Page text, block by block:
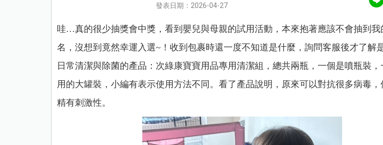
發表日期：2026-04-27
哇…真的很少抽獎會中獎，看到嬰兒與母親的試用活動，本來抱著應該不會抽到我
名，沒想到竟然幸運入選~！收到包裹時還一度不知道是什麼，詢問客服後才了解
日常清潔與除菌的產品： 次綠康寶寶用品專用清潔組，總共兩瓶，一個是噴瓶裝
用的大罐裝，小編有表示使用方法不同。看了產品說明，原來可以對抗很多病毒
精有刺激性。